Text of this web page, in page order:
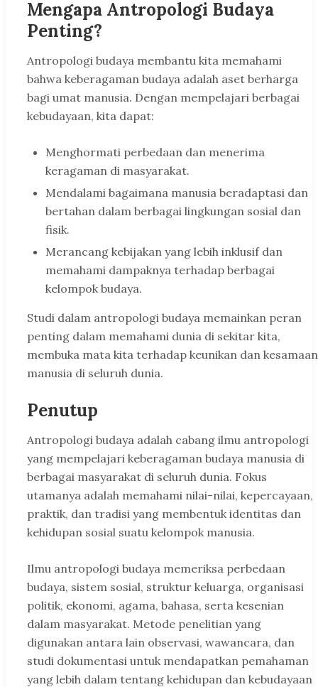
Mengapa Antropologi Budaya
Penting?
Antropologi budaya membantu kita memahami
bahwa keberagaman budaya adalah aset berharga
bagi umat manusia. Dengan mempelajari berbagai
kebudayaan, kita dapat:
Menghormati perbedaan dan menerima
keragaman di masyarakat.
Mendalami bagaimana manusia beradaptasi dan
bertahan dalam berbagai lingkungan sosial dan
fisik.
Merancang kebijakan yang lebih inklusif dan
memahami dampaknya terhadap berbagai
kelompok budaya.
Studi dalam antropologi budaya memainkan peran
penting dalam memahami dunia di sekitar kita,
membuka mata kita terhadap keunikan dan kesamaan
manusia di seluruh dunia.
Penutup
Antropologi budaya adalah cabang ilmu antropologi
yang mempelajari keberagaman budaya manusia di
berbagai masyarakat di seluruh dunia. Fokus
utamanya adalah memahami nilai-nilai, kepercayaan,
praktik, dan tradisi yang membentuk identitas dan
kehidupan sosial suatu kelompok manusia.
Ilmu antropologi budaya memeriksa perbedaan
budaya, sistem sosial, struktur keluarga, organisasi
politik, ekonomi, agama, bahasa, serta kesenian
dalam masyarakat. Metode penelitian yang
digunakan antara lain observasi, wawancara, dan
studi dokumentasi untuk mendapatkan pemahaman
yang lebih dalam tentang kehidupan dan kebudayaan